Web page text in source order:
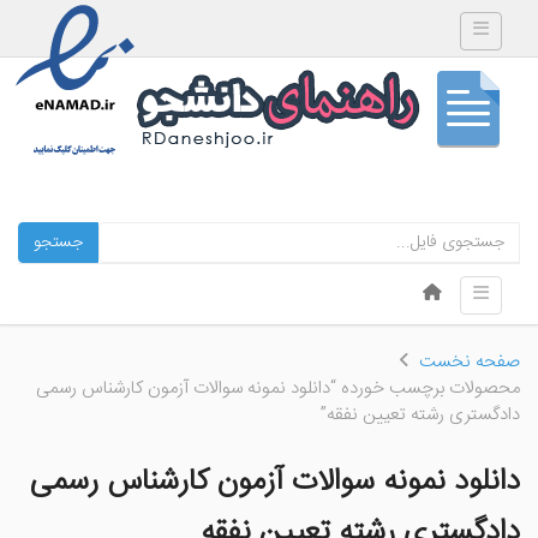
Toggle navigation
جستجو
Menu
Skip to content
Toggle navigation
صفحه نخست
محصولات برچسب خورده “دانلود نمونه سوالات آزمون کارشناس رسمی
دادگستری رشته تعیین نفقه”
دانلود نمونه سوالات آزمون کارشناس رسمی